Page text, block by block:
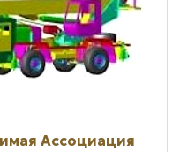
Ассоциация